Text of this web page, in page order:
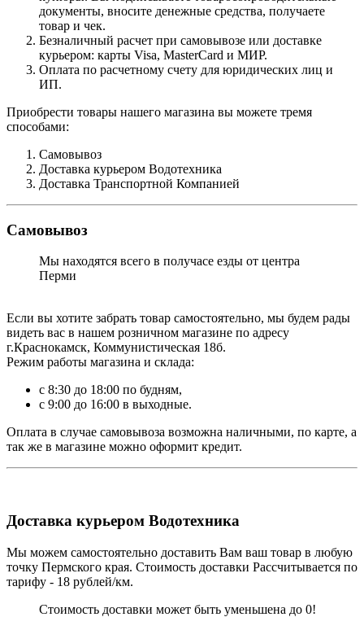
документы, вносите денежные средства, получаете
товар и чек.
Безналичный расчет при самовывозе или доставке
курьером: карты Visa, MasterCard и МИР.
Оплата по расчетному счету для юридических лиц и
ИП.
Приобрести товары нашего магазина вы можете тремя
способами:
Самовывоз
Доставка курьером Водотехника
Доставка Транспортной Компанией
Самовывоз
Мы находятся всего в получасе езды от центра
Перми
Если вы хотите забрать товар самостоятельно, мы будем рады
видеть вас в нашем розничном магазине по адресу
г.Краснокамск, Коммунистическая 18б.
Режим работы магазина и склада:
с 8:30 до 18:00 по будням,
с 9:00 до 16:00 в выходные.
Оплата в случае самовывоза возможна наличными, по карте, а
так же в магазине можно оформит кредит.
Доставка курьером Водотехника
Мы можем самостоятельно доставить Вам ваш товар в любую
точку Пермского края. Стоимость доставки Рассчитывается по
тарифу - 18 рублей/км.
Стоимость доставки может быть уменьшена до 0!